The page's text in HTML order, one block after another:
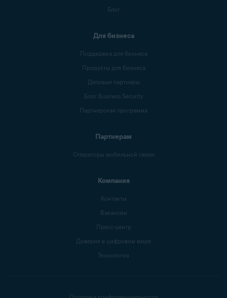
Блог
Для бизнеса
Поддержка для бизнеса
Продукты для бизнеса
Деловые партнеры
Блог Business Security
Партнерская программа
Партнерам
Операторы мобильной связи
Компания
Контакты
Вакансии
Пресс-центр
Доверие в цифровом мире
Технология